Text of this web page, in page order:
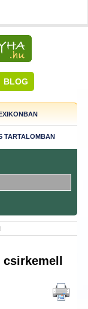
BLOG
TARTALOMBAN